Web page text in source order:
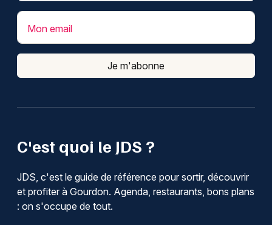
C'est quoi le JDS ?
JDS, c'est le guide de référence pour sortir, découvrir
et profiter à Gourdon. Agenda, restaurants, bons plans
: on s'occupe de tout.
Mon email
Je m'abonne